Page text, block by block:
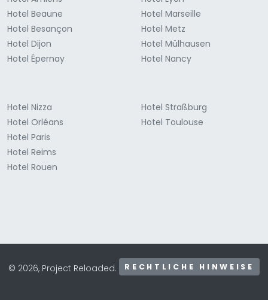
Hotel Beaune
Hotel Besançon
Hotel Dijon
Hotel Épernay
Hotel Marseille
Hotel Metz
Hotel Mülhausen
Hotel Nancy
Hotel Nizza
Hotel Orléans
Hotel Paris
Hotel Reims
Hotel Rouen
Hotel Straßburg
Hotel Toulouse
© 2026, Project Reloaded. RECHTLICHE HINWEISE